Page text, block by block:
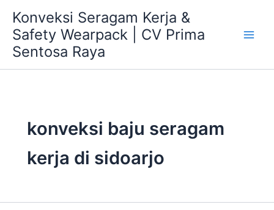
content
Konveksi Seragam Kerja &
Safety Wearpack | CV Prima
Sentosa Raya
konveksi baju seragam
kerja di sidoarjo